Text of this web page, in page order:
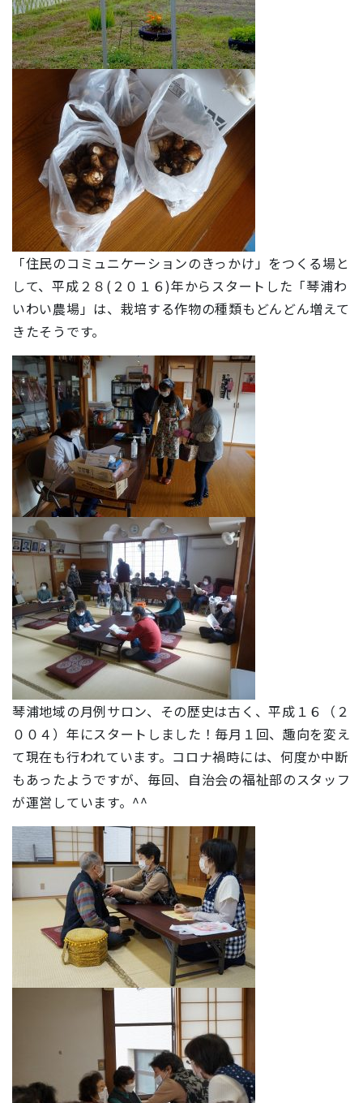
「住民のコミュニケーションのきっかけ」をつくる場と
して、平成２８(２０１６)年からスタートした「琴浦わ
いわい農場」は、栽培する作物の種類もどんどん増えて
きたそうです。
琴浦地域の月例サロン、その歴史は古く、平成１６（２
００４）年にスタートしました！毎月１回、趣向を変え
て現在も行われています。コロナ禍時には、何度か中断
もあったようですが、毎回、自治会の福祉部のスタッフ
が運営しています。^^